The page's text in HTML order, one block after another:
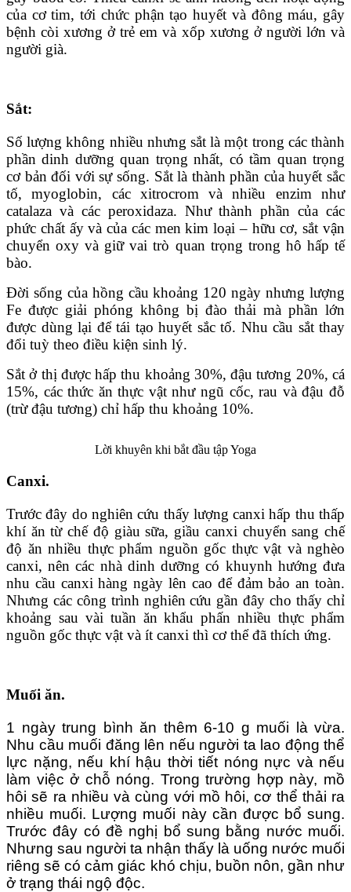
của cơ tim, tới chức phận tạo huyết và đông máu, gây
bệnh còi xương ở trẻ em và xốp xương ở người lớn và
người già.
Sắt:
Số lượng không nhiều nhưng sắt là một trong các thành
phần dinh dưỡng quan trọng nhất, có tầm quan trọng
cơ bản đối với sự sống. Sắt là thành phần của huyết sắc
tố, myoglobin, các xitrocrom và nhiều enzim như
catalaza và các peroxidaza. Như thành phần của các
phức chất ấy và của các men kim loại – hữu cơ, sắt vận
chuyển oxy và giữ vai trò quan trọng trong hô hấp tế
bào.
Ðời sống của hồng cầu khoảng 120 ngày nhưng lượng
Fe được giải phóng không bị đào thải mà phần lớn
được dùng lại để tái tạo huyết sắc tố. Nhu cầu sắt thay
đổi tuỳ theo điều kiện sinh lý.
Sắt ở thị được hấp thu khoảng 30%, đậu tương 20%, cá
15%, các thức ăn thực vật như ngũ cốc, rau và đậu đỗ
(trừ đậu tương) chỉ hấp thu khoảng 10%.
Lời khuyên khi bắt đầu tập Yoga
Canxi.
Trước đây do nghiên cứu thấy lượng canxi hấp thu thấp
khí ăn từ chế độ giàu sữa, giầu canxi chuyển sang chế
độ ăn nhiều thực phẩm nguồn gốc thực vật và nghèo
canxi, nên các nhà dinh dưỡng có khuynh hướng đưa
nhu cầu canxi hàng ngày lên cao để đảm bảo an toàn.
Nhưng các công trình nghiên cứu gần đây cho thấy chỉ
khoảng sau vài tuần ăn khẩu phấn nhiều thực phẩm
nguồn gốc thực vật và ít canxi thì cơ thể đã thích ứng.
Muối ăn.
1 ngày trung bình ăn thêm 6-10 g muối là vừa.
Nhu cầu muối đăng lên nếu người ta lao động thể
lực nặng, nếu khí hậu thời tiết nóng nực và nếu
làm việc ở chỗ nóng. Trong trường hợp này, mồ
hôi sẽ ra nhiều và cùng với mồ hôi, cơ thể thải ra
nhiều muối. Lượng muối này cần được bổ sung.
Trước đây có đề nghị bổ sung bằng nước muối.
Nhưng sau người ta nhận thấy là uống nước muối
riêng sẽ có cảm giác khó chịu, buồn nôn, gần như
ở trạng thái ngộ độc.